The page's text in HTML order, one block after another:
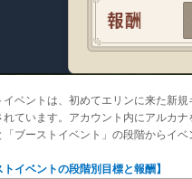
イベントは、初めてエリンに来た新
れています。アカウント内にアルカ
「ブーストイベント」の段階からイベ
イベントの段階別目標と報酬】